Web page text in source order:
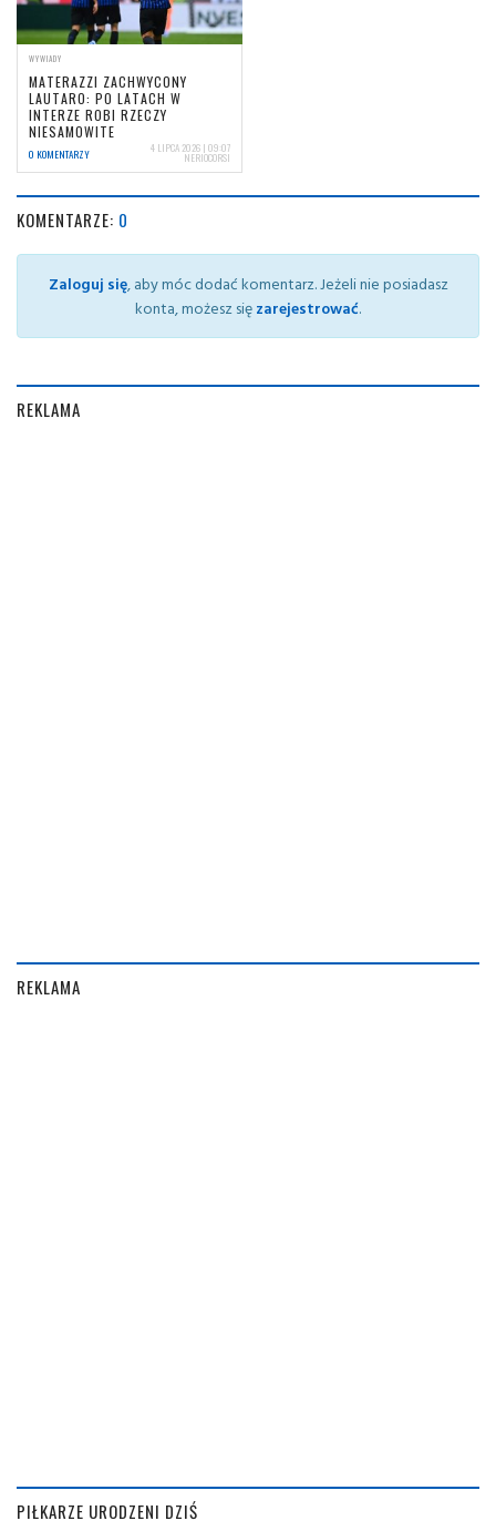
WYWIADY
MATERAZZI ZACHWYCONY
LAUTARO: PO LATACH W
INTERZE ROBI RZECZY
NIESAMOWITE
0 KOMENTARZY 4 LIPCA 2026 | 09:07
NERIOCORSI
KOMENTARZE: 0
Zaloguj się, aby móc dodać komentarz. Jeżeli nie posiadasz
konta, możesz sięzarejestrować.
REKLAMA
REKLAMA
PIŁKARZE URODZENI DZIŚ